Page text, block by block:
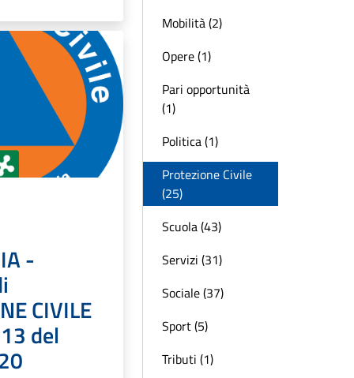
-
CIVILE
del
Mobilità (2)
Opere (1)
Pari opportunità
(1)
Politica (1)
Protezione Civile
(25)
Scuola (43)
Servizi (31)
Sociale (37)
Sport (5)
Tributi (1)